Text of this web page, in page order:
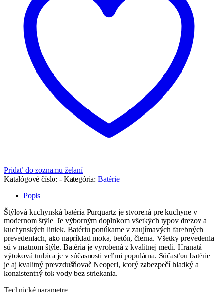
Pridať do zoznamu želaní
Katalógové číslo: - Kategória: Batérie
Popis
Štýlová kuchynská batéria Purquartz je stvorená pre kuchyne v
modernom štýle. Je výborným doplnkom všetkých typov drezov a
kuchynských liniek. Batériu ponúkame v zaujímavých farebných
prevedeniach, ako napríklad moka, betón, čierna. Všetky prevedenia
sú v matnom štýle. Batéria je vyrobená z kvalitnej medi. Hranatá
výtoková trubica je v súčasnosti veľmi populárna. Súčasťou batérie
je aj kvalitný prevzdušňovač Neoperl, ktorý zabezpečí hladký a
konzistentný tok vody bez striekania.
Technické parametre